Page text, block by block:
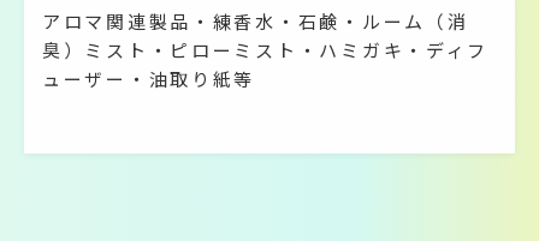
アロマ関連製品・練香水・石鹸・ルーム（消
臭）ミスト・ピローミスト・ハミガキ・ディフ
ューザー・油取り紙等